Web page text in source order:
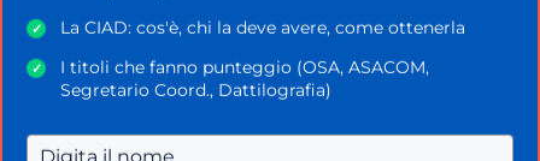
esplicitamente il lorostatusdi non paritarie.
Ciascuna denominazione che potrebbe indurre in
equivoco circa la natura della scuola dovrà essere
apposita segnalazione all’
✓ La CIAD: cos'è, chi la deve avere, come ottenerla
✓
I titoli che fanno punteggio (OSA, ASACOM,
Segretario Coord., Dattilografia)